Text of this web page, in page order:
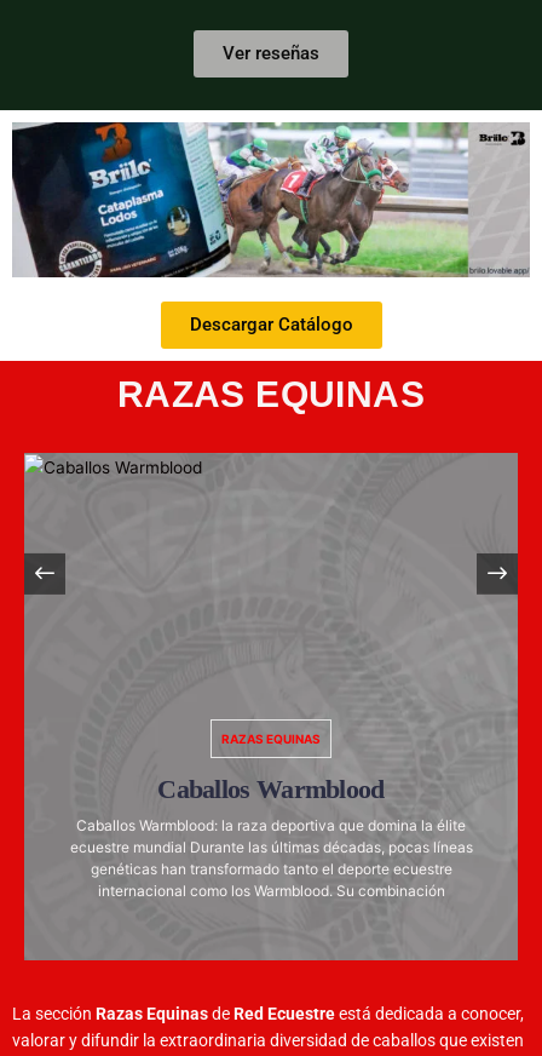
Ver reseñas
Descargar Catálogo
RAZAS EQUINAS
RAZAS EQUINAS
Caballos Warmblood
Caballos Warmblood: la raza deportiva que domina la élite
ecuestre mundial Durante las últimas décadas, pocas líneas
genéticas han transformado tanto el deporte ecuestre
internacional como los Warmblood. Su combinación
La sección Razas EquinasdeRed Ecuestreestá dedicada a conocer,
valorar y difundir la extraordinaria diversidad de caballos que existen